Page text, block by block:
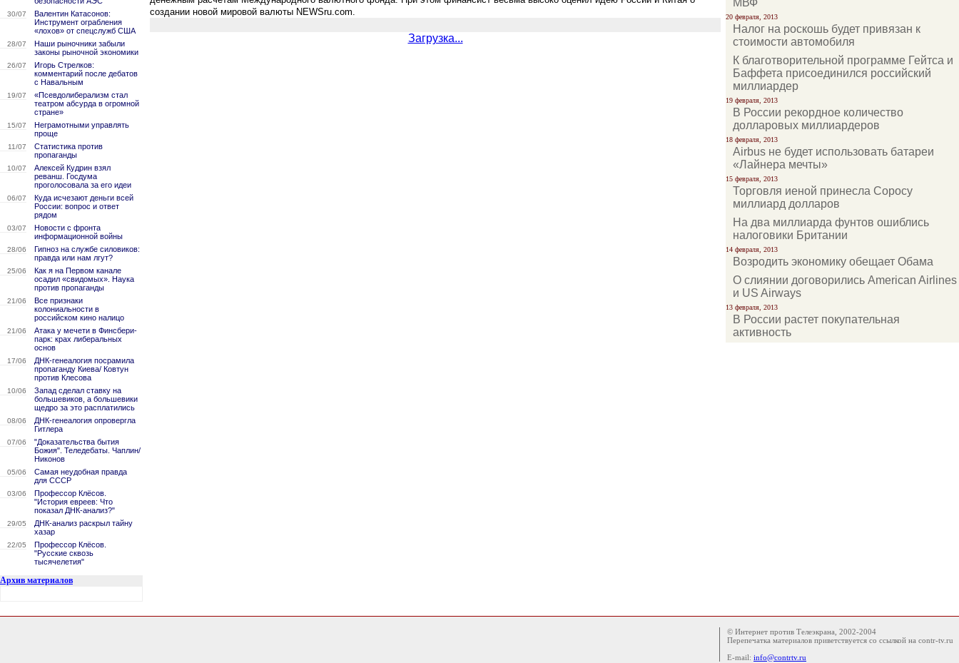
30/07
Валентин Катасонов:
Инструмент ограбления
«лохов» от спецслужб США
28/07
Наши рыночники забыли
законы рыночной экономики
26/07
Игорь Стрелков:
комментарий после дебатов
с Навальным
19/07
«Псевдолиберализм стал
театром абсурда в огромной
стране»
15/07
Неграмотными управлять
проще
11/07
Статистика против
пропаганды
10/07
Алексей Кудрин взял
реванш. Госдума
проголосовала за его идеи
06/07
Куда исчезают деньги всей
России: вопрос и ответ
рядом
03/07
Новости с фронта
информационной войны
28/06
Гипноз на службе силовиков:
правда или нам лгут?
25/06
Как я на Первом канале
осадил «свидомых». Наука
против пропаганды
21/06
Все признаки
колониальности в
российском кино налицо
21/06
Атака у мечети в Финсбери-
парк: крах либеральных
основ
17/06
ДНК-генеалогия посрамила
пропаганду Киева/ Ковтун
против Клесова
10/06
Запад сделал ставку на
большевиков, а большевики
щедро за это расплатились
08/06
ДНК-генеалогия опровергла
Гитлера
07/06
"Доказательства бытия
Божия". Теледебаты. Чаплин/
Никонов
05/06
Самая неудобная правда
для СССР
03/06
Профессор Клёсов.
"История евреев: Что
показал ДНК-анализ?"
29/05
ДНК-анализ раскрыл тайну
хазар
22/05
Профессор Клёсов.
"Русские сквозь
тысячелетия"
Архив материалов
создании новой мировой валюты NEWSru.com.
Загрузка...
МВФ
20 февраля, 2013
Налог на роскошь будет привязан к
стоимости автомобиля
К благотворительной программе Гейтса и
Баффета присоединился российский
миллиардер
19 февраля, 2013
В России рекордное количество
долларовых миллиардеров
18 февраля, 2013
Airbus не будет использовать батареи
«Лайнера мечты»
15 февраля, 2013
Торговля иеной принесла Соросу
миллиард долларов
На два миллиарда фунтов ошиблись
налоговики Британии
14 февраля, 2013
Возродить экономику обещает Обама
О слиянии договорились American Airlines
и US Airways
13 февраля, 2013
В России растет покупательная
активность
© Интернет против Телеэкрана, 2002-2004
Перепечатка материалов приветствуется со ссылкой на contr-tv.ru
E-mail: info@contrtv.ru